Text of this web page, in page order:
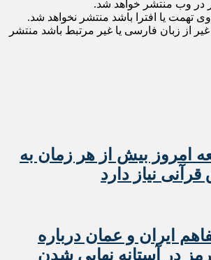
در وب منتشر خواهد شد.
تهمت یا افترا باشد منتشر نخواهد شد.
غیر از زبان فارسی یا غیر مرتبط باشد منتشر
امروز بیش از هر زمان به
نیاز دارد
ایران و عمان درباره
در آستانه نهایی شدن